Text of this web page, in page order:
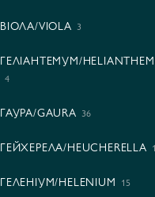
ВІОЛА/VIOLA 3
ГEЛІАНТЕМУМ/
4
ГАУРА/GAURA 36
ГЕЙХЕРЕЛА/HEUCHERELLA
ГЕЛЕНІУМ/HELENIUM 15